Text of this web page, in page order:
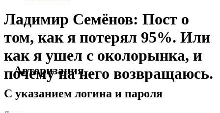
Ладимир Семёнов: Пост о
том, как я потерял 95%. Или
как я ушел с околорынка, и
почему на него возвращаюсь.
Авторизация
С указанием логина и пароля